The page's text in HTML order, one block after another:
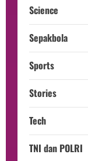
Science
Sepakbola
Sports
Stories
Tech
TNI dan POLRI